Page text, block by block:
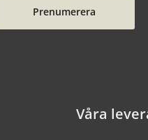
Prenumerera
Våra